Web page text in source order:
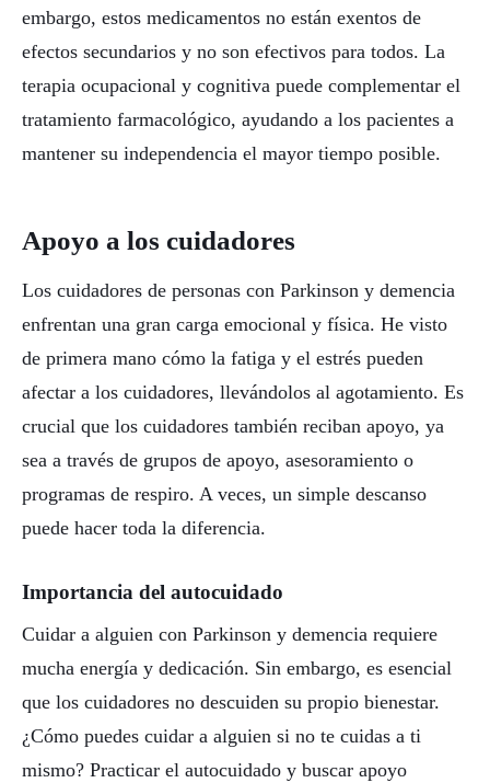
embargo, estos medicamentos no están exentos de
efectos secundarios y no son efectivos para todos. La
terapia ocupacional y cognitiva puede complementar el
tratamiento farmacológico, ayudando a los pacientes a
mantener su independencia el mayor tiempo posible.
Apoyo a los cuidadores
Los cuidadores de personas con Parkinson y demencia
enfrentan una gran carga emocional y física. He visto
de primera mano cómo la fatiga y el estrés pueden
afectar a los cuidadores, llevándolos al agotamiento. Es
crucial que los cuidadores también reciban apoyo, ya
sea a través de grupos de apoyo, asesoramiento o
programas de respiro. A veces, un simple descanso
puede hacer toda la diferencia.
Importancia del autocuidado
Cuidar a alguien con Parkinson y demencia requiere
mucha energía y dedicación. Sin embargo, es esencial
que los cuidadores no descuiden su propio bienestar.
¿Cómo puedes cuidar a alguien si no te cuidas a ti
mismo? Practicar el autocuidado y buscar apoyo